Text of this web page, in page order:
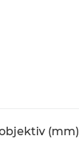
(mm)